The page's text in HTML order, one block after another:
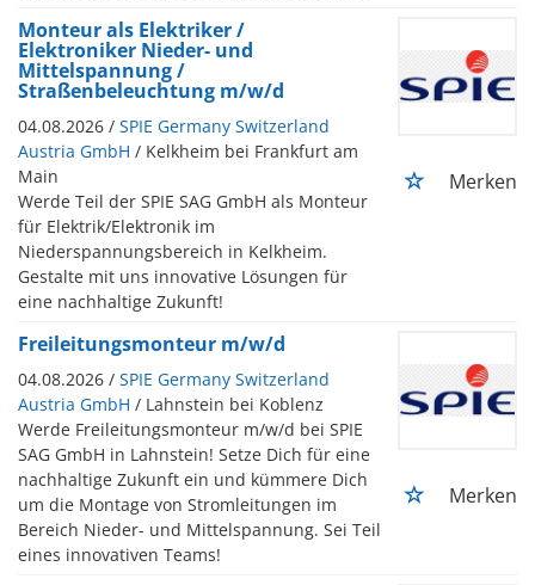
Monteur als Elektriker /
Elektroniker Nieder- und
Mittelspannung /
Straßenbeleuchtung m/w/d
04.08.2026 / SPIE Germany Switzerland
Austria GmbH / Kelkheim bei Frankfurt am
Main
Werde Teil der SPIE SAG GmbH als Monteur
für Elektrik/Elektronik im
Niederspannungsbereich in Kelkheim.
Gestalte mit uns innovative Lösungen für
eine nachhaltige Zukunft!
Merken
Freileitungsmonteur m/w/d
04.08.2026 / SPIE Germany Switzerland
Austria GmbH / Lahnstein bei Koblenz
Werde Freileitungsmonteur m/w/d bei SPIE
SAG GmbH in Lahnstein! Setze Dich für eine
nachhaltige Zukunft ein und kümmere Dich
um die Montage von Stromleitungen im
Bereich Nieder- und Mittelspannung. Sei Teil
eines innovativen Teams!
Merken